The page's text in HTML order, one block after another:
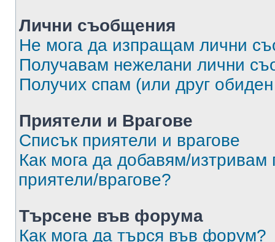
Лични съобщения
Не мога да изпращам лични
Получавам нежелани лични
Получих спам (или друг
Приятели и Врагове
Списък приятели и врагове
Как мога да добавям/изтривам
приятели/врагове?
Търсене във форума
Как мога да търся във форум?